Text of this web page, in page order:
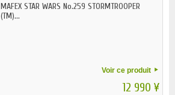
MAFEX STAR WARS No.259 STORMTROOPER
(TM)...
Voir ce produit
12 990 ¥